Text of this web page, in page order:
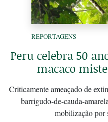
REPORTAGENS
Peru celebra 50
macaco
Criticamente ameaçado de
barrigudo-de-cauda-
mobilização por